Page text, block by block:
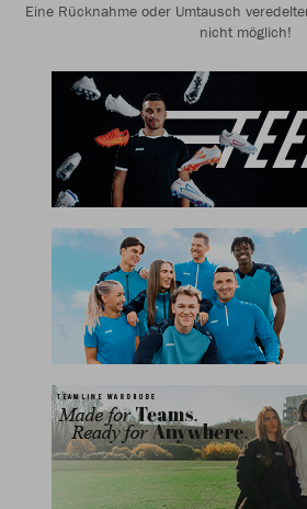
Eine Rücknahme oder Umtausch
nicht möglich!